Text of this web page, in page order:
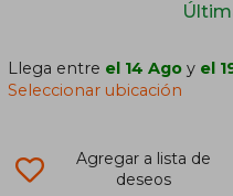
Llega entre el 14 Ago y el
Seleccionar ubicación
Agregar a lista de
deseos